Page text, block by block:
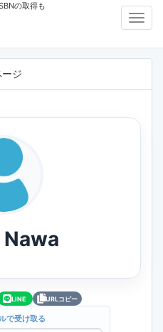
の取得も
ジ
LINE URLコピー
で受け取る